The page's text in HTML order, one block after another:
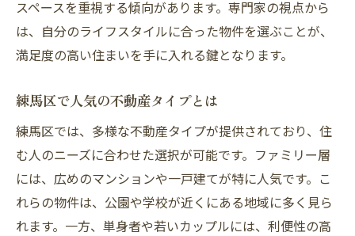
スペースを重視する傾向があります。専門家の視点から
は、自分のライフスタイルに合った物件を選ぶことが、
満足度の高い住まいを手に入れる鍵となります。
練馬区で人気の不動産タイプとは
練馬区では、多様な不動産タイプが提供されており、住
む人のニーズに合わせた選択が可能です。ファミリー層
には、広めのマンションや一戸建てが特に人気です。こ
れらの物件は、公園や学校が近くにある地域に多く見ら
れます。一方、単身者や若いカップルには、利便性の高